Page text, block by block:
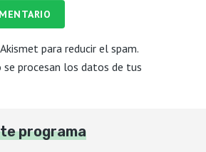
para reducir el spam.
se procesan los datos de tus
programa